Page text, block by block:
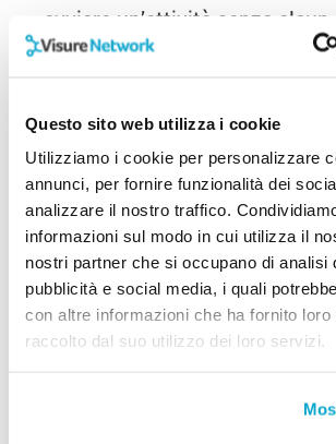
Questo sito web utilizza i cookie
Utilizziamo i cookie per personalizzare
annunci, per fornire funzionalità dei
analizzare il nostro traffico.
informazioni sul modo in cui utilizza il
nostri partner che si occupano di analisi
pubblicità e social media, i quali
con altre informazioni che ha fornito loro
raccolto dal suo utilizzo dei loro servizi.
avviare un’attività senza alcun
investimento, alcune case
In un franchising a costo zero,
madre non richiede il
royalties sui guadagni, non
ingresso e non impone vincoli
sui prodotti, permettendo di
le quantità necessarie. Inoltre,
offre arredamenti e
importante notare che,